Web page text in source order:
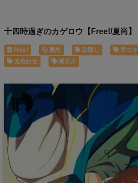
十四時過ぎのカゲロウ【Free!/夏尚】
Free! 夏尚 目隠し 手コキ
兜合わせ
潮吹き